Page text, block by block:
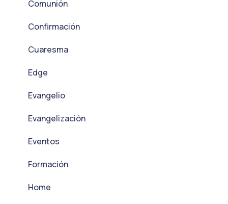
Comunión
Confirmación
Cuaresma
Edge
Evangelio
Evangelización
Eventos
Formación
Home